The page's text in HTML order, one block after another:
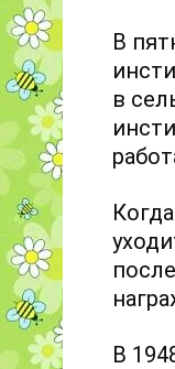
В
в
В